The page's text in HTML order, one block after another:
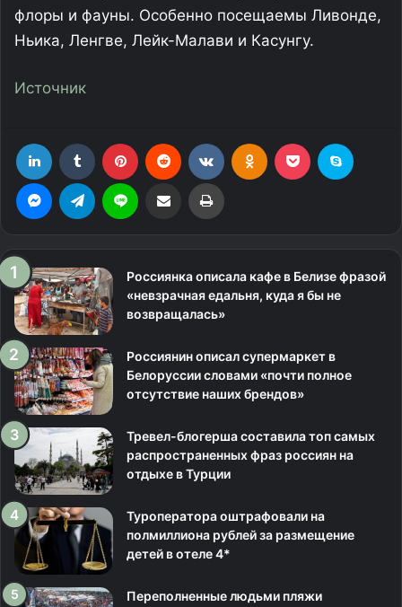
флоры и фауны. Особенно посещаемы Ливонде,
Ньика, Ленгве, Лейк-Малави и Касунгу.
Источник
Россиянка описала кафе в Белизе фразой
«невзрачная едальня, куда я бы не
возвращалась»
Россиянин описал супермаркет в
Белоруссии словами «почти полное
отсутствие наших брендов»
Тревел-блогерша составила топ самых
распространенных фраз россиян на
отдыхе в Турции
Туроператора оштрафовали на
полмиллиона рублей за размещение
детей в отеле 4*
Переполненные людьми пляжи